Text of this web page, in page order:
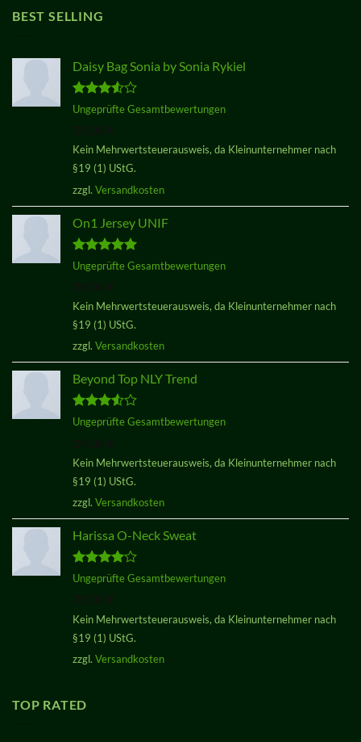
BEST SELLING
Daisy Bag Sonia by Sonia Rykiel
Bewertet
Ungeprüfte Gesamtbewertungen
Kein Mehrwertsteuerausweis, da Kleinunternehmer nach
§19 (1) UStG.
zzgl. Versandkosten
On1 Jersey UNIF
Bewertet
Ungeprüfte Gesamtbewertungen
Kein Mehrwertsteuerausweis, da Kleinunternehmer nach
§19 (1) UStG.
zzgl. Versandkosten
Beyond Top NLY Trend
Bewertet
Ungeprüfte Gesamtbewertungen
Kein Mehrwertsteuerausweis, da Kleinunternehmer nach
§19 (1) UStG.
zzgl. Versandkosten
Harissa O-Neck Sweat
Bewertet
Ungeprüfte Gesamtbewertungen
Kein Mehrwertsteuerausweis, da Kleinunternehmer nach
§19 (1) UStG.
zzgl. Versandkosten
TOP RATED